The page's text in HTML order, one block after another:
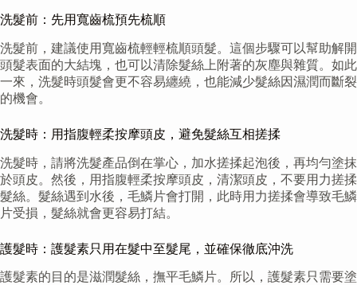
洗髮前：先用寬齒梳預先梳順
洗髮前，建議使用寬齒梳輕輕梳順頭髮。這個步驟可以幫助解開
頭髮表面的大結塊，也可以清除髮絲上附著的灰塵與雜質。如此
一來，洗髮時頭髮會更不容易纏繞，也能減少髮絲因濕潤而斷裂
的機會。
洗髮時：用指腹輕柔按摩頭皮，避免髮絲互相搓揉
洗髮時，請將洗髮產品倒在掌心，加水搓揉起泡後，再均勻塗抹
於頭皮。然後，用指腹輕柔按摩頭皮，清潔頭皮，不要用力搓揉
髮絲。髮絲遇到水後，毛鱗片會打開，此時用力搓揉會導致毛鱗
片受損，髮絲就會更容易打結。
護髮時：護髮素只用在髮中至髮尾，並確保徹底沖洗
護髮素的目的是滋潤髮絲，撫平毛鱗片。所以，護髮素只需要塗